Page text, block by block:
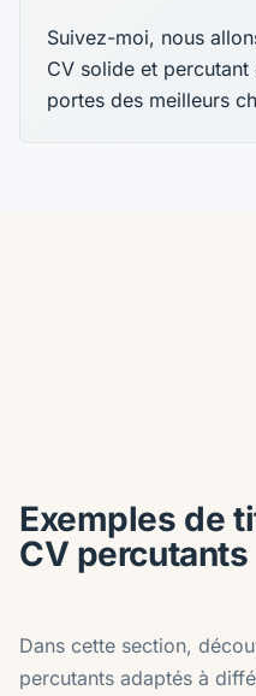
Suivez-moi, nous
CV solide et
portes des meilleurs
Exemples de
CV percutants
Dans cette section,
percutants adaptés à